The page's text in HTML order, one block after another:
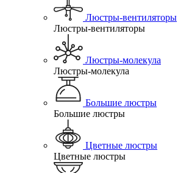
Люстры-вентиляторы
Люстры-вентиляторы
Люстры-молекула
Люстры-молекула
Большие люстры
Большие люстры
Цветные люстры
Цветные люстры